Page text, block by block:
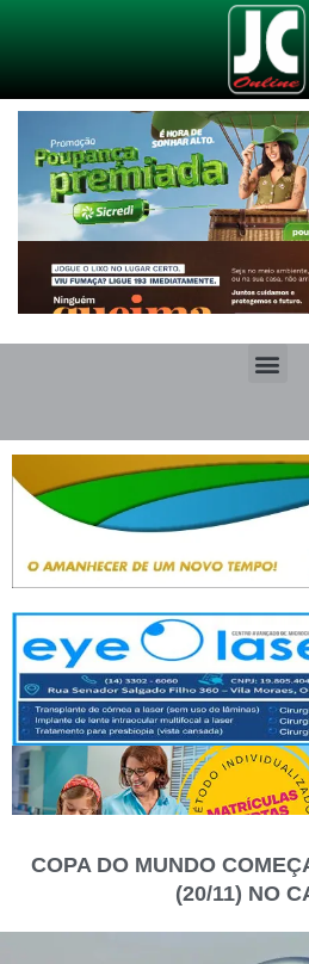
COPA DO MUNDO
(20/11) NO